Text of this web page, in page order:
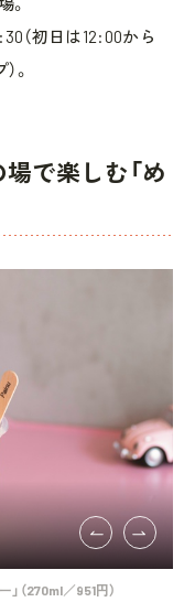
（初日は12:00から
。
場で楽しむ「め
」（270ml／951円）